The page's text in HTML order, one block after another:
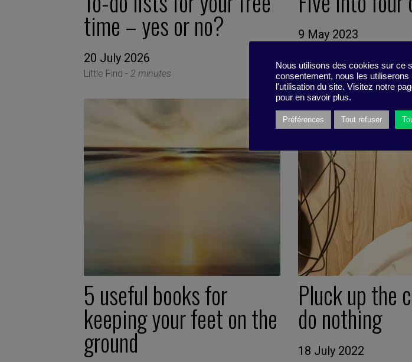
time – yes or no?
20 July 2026
Little Find - 2 minutes
9 May 2023
5 useful books for
keeping your feet on the
ground
Pluck up the
do nothing
18 July 2022
Nous utilisons des cookies sur ce
consentement, nous les
l'utilisation du site. Visitez notre
pour en savoir plus.
Préférences Tout refuser